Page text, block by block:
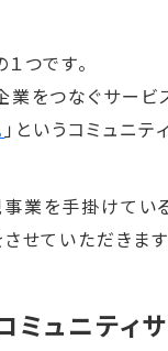
つです。
をつなぐサービ
」というコミュニテ
を手掛けている
せていただきます
ミュニティ